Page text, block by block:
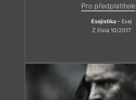
Pro předplatitele
Esejistika – Esej
Z čísla 10/2017